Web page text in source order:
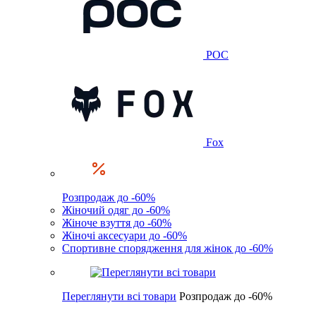
POC
Fox
Розпродаж до -60%
Жіночий одяг до -60%
Жіноче взуття до -60%
Жіночі аксесуари до -60%
Спортивне спорядження для жінок до -60%
Переглянути всі товари Розпродаж до -60%